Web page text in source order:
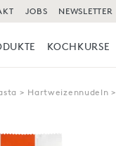
JOBS NEWSLETTER
KOCHKURSE
> Hartweizennudeln >